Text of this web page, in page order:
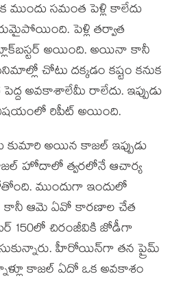
ముందు సమంత పెళ్లి కాలేదు
పెళ్లి తర్వాత
అయింది. అయినా కానీ
చోటు దక్కడం కష్టం కనుక
అవకాశాలేమీ రాలేదు. ఇప్పుడు
రిపీట్‍ అయింది.
అయిన కాజల్‍ ఇప్పుడు
హోదాలో త్వరలోనే ఆచార్య
ముందుగా ఇందులో
కానీ ఆమె ఏవో కారణాల చేత
150లో చిరంజీవికి జోడీగా
హీరోయిన్‍గా తన ప్రైమ్‍
కాజల్‍ ఏదో ఒక అవకాశం